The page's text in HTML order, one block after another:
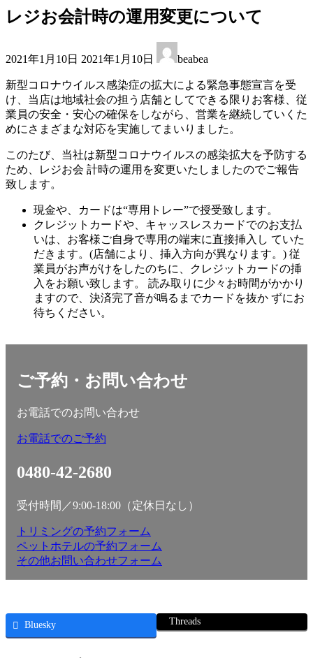
レジお会計時の運用変更について
2021年1月10日 終
新
日
時
:
2021年1月10日 beabea
新型コロナウイルス感染症の拡大による緊急事態宣言を受
け、当店は地域社会の担う店舗としてできる限りお客様、従
業員の安全・安心の確保をしながら、営業を継続していくた
めにさまざまな対応を実施してまいりました。
このたび、当社は新型コロナウイルスの感染拡大を予防する
ため、レジお会 計時の運用を変更いたしましたのでご報告
致します。
現金や、カードは“専用トレー”で授受致します。
クレジットカードや、キャッスレスカードでのお支払
いは、お客様ご自身で専用の端末に直接挿入し ていた
だきます。(店舗により、挿入方向が異なります。) 従
業員がお声がけをしたのちに、クレジットカードの挿
入をお願い致します。 読み取りに少々お時間がかかり
ますので、決済完了音が鳴るまでカードを抜か ずにお
待ちください。
ご予約・お問い合わせ
お電話でのお問い合わせ
お電話でのご予約
0480-42-2680
受付時間／9:00-18:00（定休日なし）
トリミングの予約フォーム
ペットホテルの予約フォーム
その他お問い合わせフォーム
Bluesky Threads